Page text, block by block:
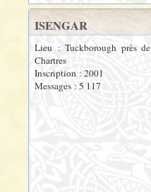
ISENGAR
Lieu : Tuckborough près de
Chartres
Inscription : 2001
Messages : 5 117